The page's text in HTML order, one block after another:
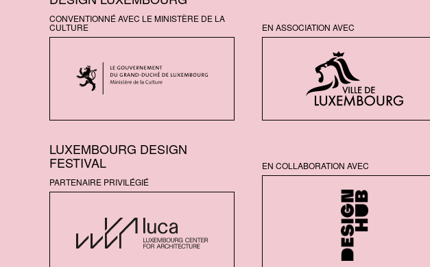
CONVENTIONNÉ AVEC LE MINISTÈRE DE LA
CULTURE EN ASSOCIATION AVEC
LUXEMBOURG DESIGN
FESTIVAL
PARTENAIRE PRIVILÉGIÉ
EN COLLABORATION AVEC